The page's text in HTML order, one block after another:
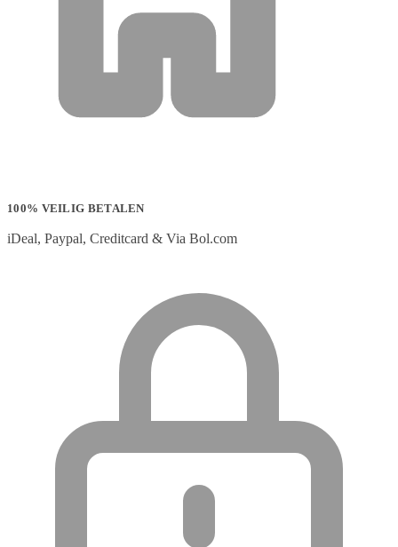
100% VEILIG BETALEN
iDeal, Paypal, Creditcard & Via Bol.com